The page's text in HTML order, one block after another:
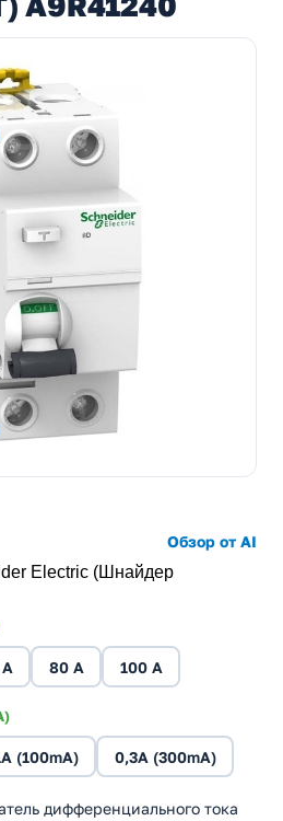
Обзор от AI
Electric (Шнайдер
80 A 100 A
(100mA) 0,3A (300mA)
дифференциального тока